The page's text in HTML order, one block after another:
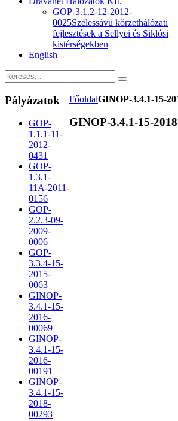
GOP-3.1.2-12-2012-
0025Szélessávú körzethálózati
fejlesztések a Sellyei és Siklósi
kistérségekben
English
FőoldalGINOP-3.4.1-15-
GINOP-3.4.1-15-
Pályázatok
GOP-
1.1.1-11-
2012-
0431
GOP-
1.3.1-
11A-2011-
0156
GOP-
2.2.3-09-
2009-
0006
GOP-
3.3.4-15-
2015-
0063
GINOP-
3.4.1-15-
2016-
00069
GINOP-
3.4.1-15-
2016-
00191
GINOP-
3.4.1-15-
2018-
00293